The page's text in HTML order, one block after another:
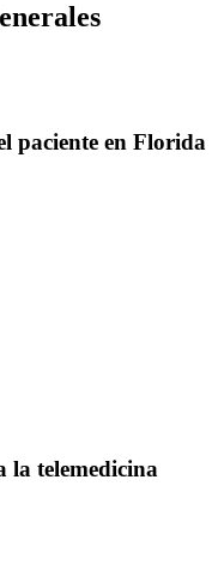
paciente en Florida
la telemedicina